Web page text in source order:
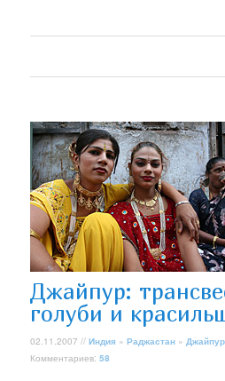
Джайпур:
голуби и
02.11.2007 //Индия »Раджастан » Джайпур
Комментариев:58